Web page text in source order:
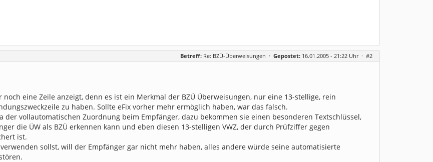
Betreff: Re: BZÜ-Überweisungen · Gepostet: 16.01.2005 - 21:22 Uhr · #2
noch eine Zeile anzeigt, denn es ist ein Merkmal der BZÜ Überweisungen, nur eine 13-stellige, rein
zu haben. Sollte eFix vorher mehr ermöglich haben, war das falsch.
der vollautomatischen Zuordnung beim Empfänger, dazu bekommen sie einen besonderen Textschlüssel,
die ÜW als BZÜ erkennen kann und eben diesen 13-stelligen VWZ, der durch Prüfziffer gegen
ist.
sollst, will der Empfänger gar nicht mehr haben, alles andere würde seine automatisierte